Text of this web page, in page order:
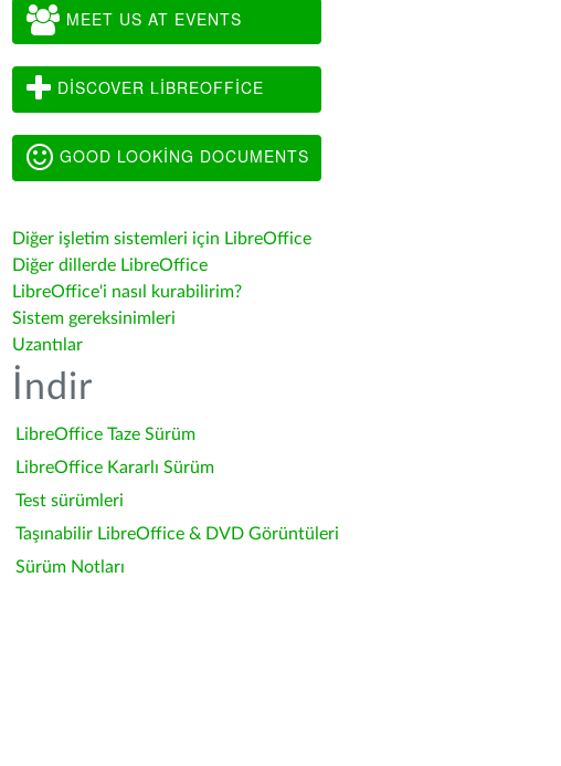
MEET US AT EVENTS
DISCOVER LIBREOFFICE
GOOD LOOKING DOCUMENTS
Diğer işletim sistemleri için LibreOffice
Diğer dillerde LibreOffice
LibreOffice'i nasıl kurabilirim?
Sistem gereksinimleri
Uzantılar
İndir
LibreOffice Taze Sürüm
LibreOffice Kararlı Sürüm
Test sürümleri
Taşınabilir LibreOffice & DVD Görüntüleri
Sürüm Notları